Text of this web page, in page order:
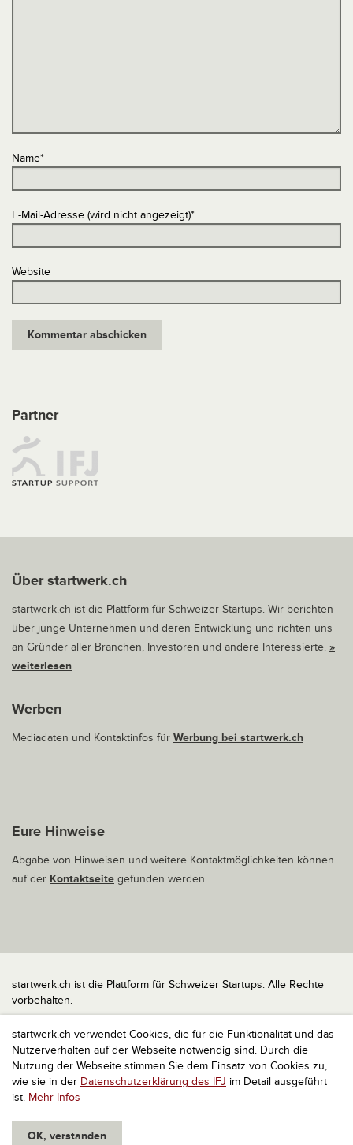
startwerk.ch verwendet Cookies, die für die Funktionalität und das
Nutzerverhalten auf der Webseite notwendig sind. Durch die
Nutzung der Webseite stimmen Sie dem Einsatz von Cookies zu,
wie sie in der Datenschutzerklärung des IFJ im Detail ausgeführt
ist. Mehr Infos
OK, verstanden
Name*
E-Mail-Adresse (wird nicht angezeigt)*
Website
Partner
Über startwerk.ch
startwerk.ch ist die Plattform für Schweizer Startups. Wir berichten
über junge Unternehmen und deren Entwicklung und richten uns
an Gründer aller Branchen, Investoren und andere Interessierte. »
weiterlesen
Werben
Mediadaten und Kontaktinfos für Werbung bei startwerk.ch
Eure Hinweise
Abgabe von Hinweisen und weitere Kontaktmöglichkeiten können
auf der Kontaktseite gefunden werden.
startwerk.ch ist die Plattform für Schweizer Startups. Alle Rechte
vorbehalten.
Impressum
Kontakt
nach oben